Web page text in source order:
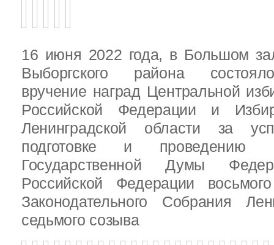
16 июня 2022 года, в Большом
Выборгского района
вручение наград Центральной
Российской Федерации и
Ленинградской области за
подготовке и проведению
Государственной Думы
Российской Федерации
Законодательного Собрания
седьмого созыва